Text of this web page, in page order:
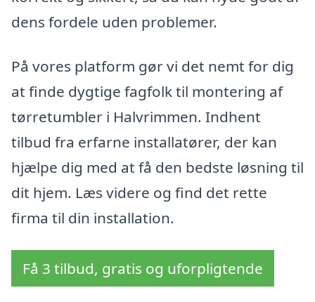
dens fordele uden problemer.
På vores platform gør vi det nemt for dig
at finde dygtige fagfolk til montering af
tørretumbler i Halvrimmen. Indhent
tilbud fra erfarne installatører, der kan
hjælpe dig med at få den bedste løsning til
dit hjem. Læs videre og find det rette
firma til din installation.
Få 3 tilbud, gratis og uforpligtende